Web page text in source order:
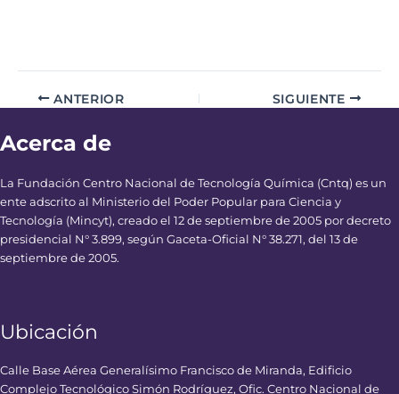
ANTERIOR SIGUIENTE
Acerca de
La Fundación Centro Nacional de Tecnología Química (Cntq) es un
ente adscrito al Ministerio del Poder Popular para Ciencia y
Tecnología (Mincyt), creado el 12 de septiembre de 2005 por decreto
presidencial N° 3.899, según Gaceta-Oficial N° 38.271, del 13 de
septiembre de 2005.
Ubicación
Calle Base Aérea Generalísimo Francisco de Miranda, Edificio
Complejo Tecnológico Simón Rodríguez, Ofic. Centro Nacional de